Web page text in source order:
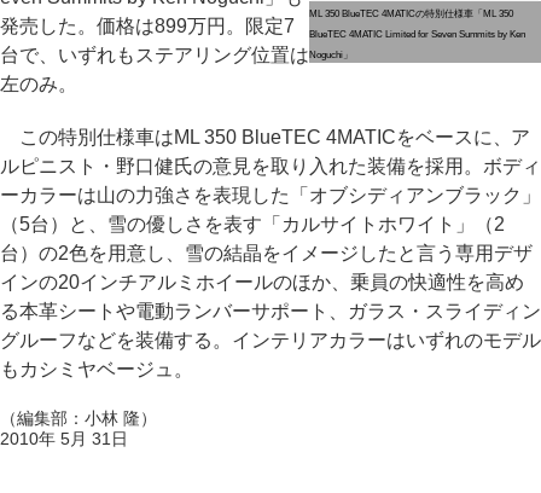
ML 350 BlueTEC 4MATICの特別仕様車「ML 350
BlueTEC 4MATIC Limited for Seven Summits by Ken
Noguchi」
発売した。価格は899万円。限定7
台で、いずれもステアリング位置は
左のみ。
この特別仕様車はML 350 BlueTEC 4MATICをベースに、ア
ルピニスト・野口健氏の意見を取り入れた装備を採用。ボディ
ーカラーは山の力強さを表現した「オブシディアンブラック」
（5台）と、雪の優しさを表す「カルサイトホワイト」（2
台）の2色を用意し、雪の結晶をイメージしたと言う専用デザ
インの20インチアルミホイールのほか、乗員の快適性を高め
る本革シートや電動ランバーサポート、ガラス・スライディン
グルーフなどを装備する。インテリアカラーはいずれのモデル
もカシミヤベージュ。
（編集部：小林 隆）
2010年 5月 31日